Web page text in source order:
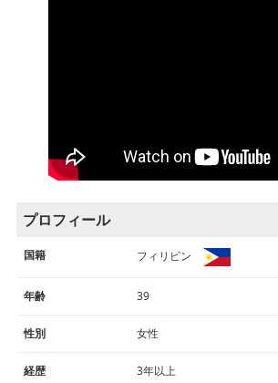
プロフィール
国籍 フィリピン
年齢 39
性別 女性
経歴 3年以上